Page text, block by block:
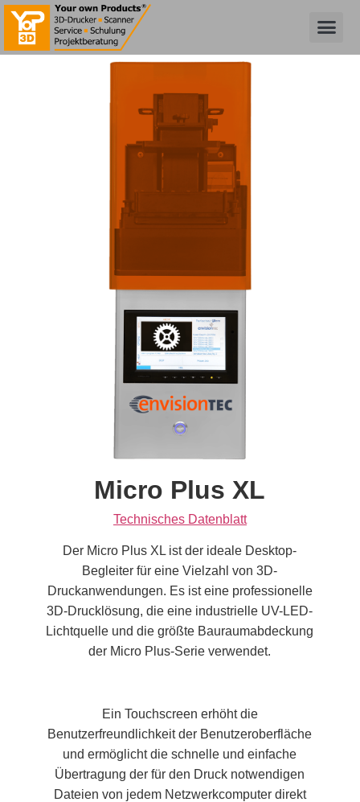
Micro Plus XL
Technisches Datenblatt
Der Micro Plus XL ist der ideale Desktop-
Begleiter für eine Vielzahl von 3D-
Druckanwendungen. Es ist eine professionelle
3D-Drucklösung, die eine industrielle UV-LED-
Lichtquelle und die größte Bauraumabdeckung
der Micro Plus-Serie verwendet.
Ein Touchscreen erhöht die
Benutzerfreundlichkeit der Benutzeroberfläche
und ermöglicht die schnelle und einfache
Übertragung der für den Druck notwendigen
Dateien von jedem Netzwerkcomputer direkt